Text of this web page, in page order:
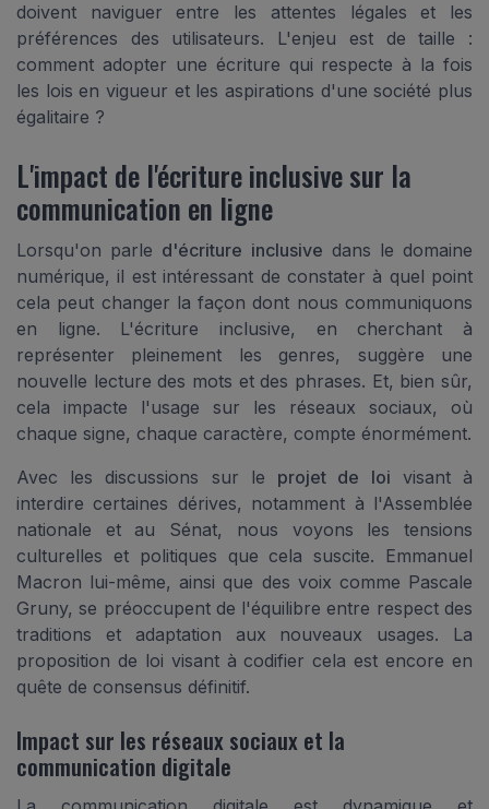
doivent naviguer entre les attentes légales et les
préférences des utilisateurs. L'enjeu est de taille :
comment adopter une écriture qui respecte à la fois
les lois en vigueur et les aspirations d'une société plus
égalitaire ?
L'impact de l'écriture inclusive sur la
communication en ligne
Lorsqu'on parle d'écriture inclusive dans le domaine
numérique, il est intéressant de constater à quel point
cela peut changer la façon dont nous communiquons
en ligne. L'écriture inclusive, en cherchant à
représenter pleinement les genres, suggère une
nouvelle lecture des mots et des phrases. Et, bien sûr,
cela impacte l'usage sur les réseaux sociaux, où
chaque signe, chaque caractère, compte énormément.
Avec les discussions sur le projet de loi visant à
interdire certaines dérives, notamment à l'Assemblée
nationale et au Sénat, nous voyons les tensions
culturelles et politiques que cela suscite. Emmanuel
Macron lui-même, ainsi que des voix comme Pascale
Gruny, se préoccupent de l'équilibre entre respect des
traditions et adaptation aux nouveaux usages. La
proposition de loi visant à codifier cela est encore en
quête de consensus définitif.
Impact sur les réseaux sociaux et la
communication digitale